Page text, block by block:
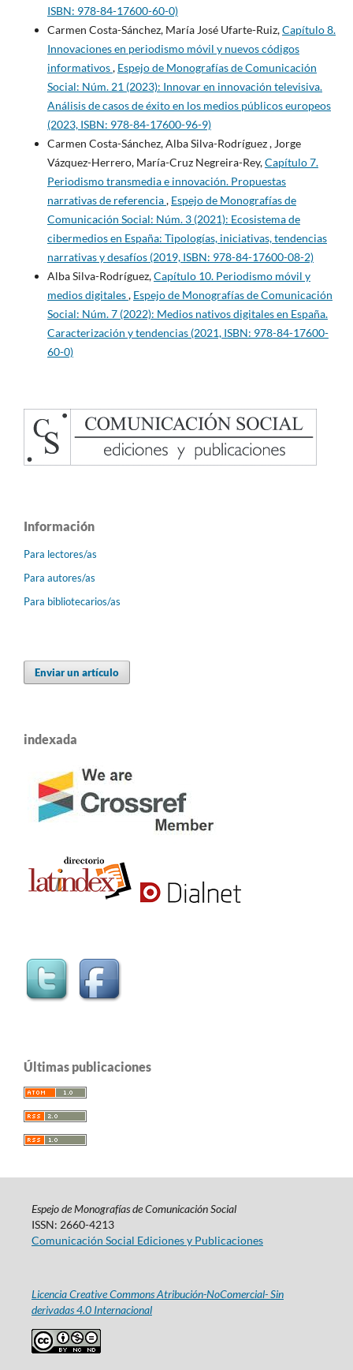
ISBN: 978-84-17600-60-0)
Carmen Costa-Sánchez, María José Ufarte-Ruiz,Capítulo 8.
Innovaciones en periodismo móvil y nuevos códigos
informativos, Espejo de Monografías de Comunicación
Social: Núm. 21 (2023): Innovar en innovación televisiva.
Análisis de casos de éxito en los medios públicos europeos
(2023, ISBN: 978-84-17600-96-9)
Carmen Costa-Sánchez, Alba Silva-Rodríguez , Jorge
Vázquez-Herrero, María-Cruz Negreira-Rey,Capítulo 7.
Periodismo transmedia e innovación. Propuestas
narrativas de referencia, Espejo de Monografías de
Comunicación Social: Núm. 3 (2021): Ecosistema de
cibermedios en España: Tipologías, iniciativas, tendencias
narrativas y desafíos (2019, ISBN: 978-84-17600-08-2)
Alba Silva-Rodríguez,Capítulo 10. Periodismo móvil y
medios digitales, Espejo de Monografías de Comunicación
Social: Núm. 7 (2022): Medios nativos digitales en España.
Caracterización y tendencias (2021, ISBN: 978-84-17600-
60-0)
Información
Para lectores/as
Para autores/as
Para bibliotecarios/as
Enviar un artículo
indexada
Últimas publicaciones
Espejo de Monografías de Comunicación Social
ISSN: 2660-4213
Comunicación Social Ediciones y Publicaciones
Licencia Creative Commons Atribución-NoComercial- Sin
derivadas 4.0 Internacional